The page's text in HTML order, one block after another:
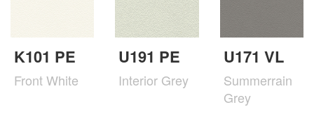
K101 PE
Front White
U191 PE
Interior Grey
U171 VL
Summerrain
Grey